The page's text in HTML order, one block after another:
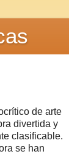
de arte
divertida y
clasificable.
se han